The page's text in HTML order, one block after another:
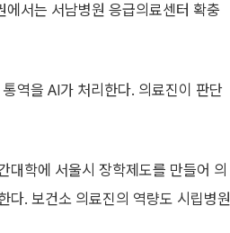
서는 서남병원 응급의료센터 확충
역을 AI가 처리한다. 의료진이 판단
대학에 서울시 장학제도를 만들어 의
다. 보건소 의료진의 역량도 시립병원